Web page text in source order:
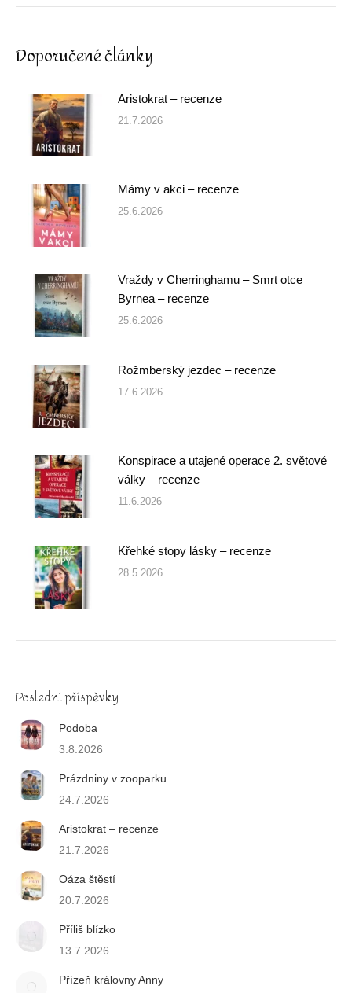
Doporučené články
Aristokrat – recenze
21.7.2026
Mámy v akci – recenze
25.6.2026
Vraždy v Cherringhamu – Smrt otce
Byrnea – recenze
25.6.2026
Rožmberský jezdec – recenze
17.6.2026
Konspirace a utajené operace 2. světové
války – recenze
11.6.2026
Křehké stopy lásky – recenze
28.5.2026
Poslední příspěvky
Podoba
3.8.2026
Prázdniny v zooparku
24.7.2026
Aristokrat – recenze
21.7.2026
Oáza štěstí
20.7.2026
Příliš blízko
13.7.2026
Přízeň královny Anny